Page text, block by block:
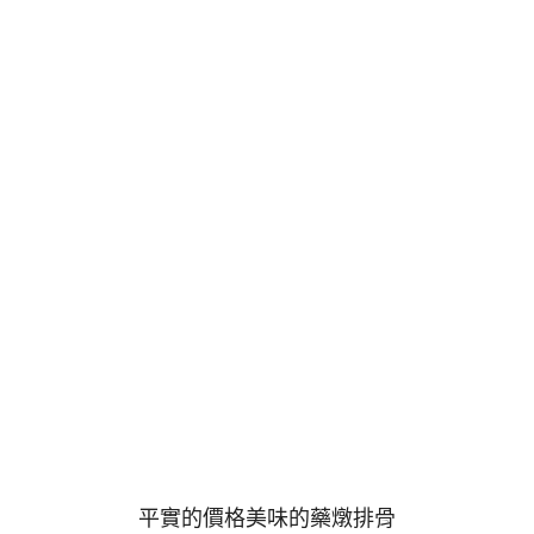
平實的價格美味的藥燉排骨